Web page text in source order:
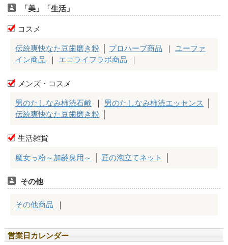
営業日カレンダー